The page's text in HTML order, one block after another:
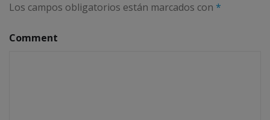
Los campos obligatorios están marcados con *
Comment